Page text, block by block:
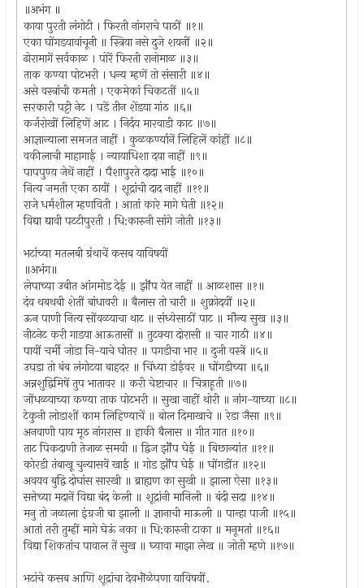
॥अभंग ॥
काया पुरती लंगोटी । फिरती नांगराचे पाठीं ॥१॥
एका घोंगडयावांचूनी ॥ स्त्रिया नसे दुजे शयनीं ॥२॥
ढोरामागें सर्वकाळ । पोरें फिरती रानोमाळ ॥३॥
ताक कण्या पोटभरी । धन्य म्हणें तो संसारी ॥४॥
असे वस्त्रांची कमती । एकमेकां चिकटतीं ॥५॥
सरकारी पट्टी नेट । पडें तीन शेंडया गांठ ॥६॥
कर्जरोखीं लिहिणें आट । निर्दय मारवाडी काट ॥७॥
आज्ञान्याला समजत नाहीं । कुळकर्ण्यानें लिहिलें कांहीं ॥८॥
वकीलाची माहागाई । न्यायाधिशा दया नाहीं ॥९॥
पापपुण्य़ जेथें नाहीं । पैशापुरते दादा भाई ॥१०॥
नित्य जमती एका ठायीं । शूद्रांची दाद नाहीं ॥११॥
राजे धर्मशील म्हणविती । आतां कारे मागे घेती ॥१२॥
विद्या द्यावी पटटीपुरती । धि:कारुनी सांगे जोती ॥१३॥
भटांच्या मतलबी ग्रंथाचें कसब याविषयीं
॥अभंग॥
लेपाच्या उबीत आंगमोड देई ॥ झॊंप येत नाहीं ॥ आळशास ॥१॥
दंव थबथबी शेतीं बांधावरी ॥ बैलास तो चारी ॥ शुक्रोदयीं ॥२॥
ऊन पाणी नित्य सोंवळयाचा थाट ॥ संध्येसाठीं पाट ॥ मौन्य सुख ॥३॥
नीटनेट करी गाडया आऊतासीं ॥ तुटक्या दोरासी ॥ चार गाठी ॥४॥
पायीं चर्मी जोडा नि-याचे घोतर ॥ पगडीचा भार ॥ दुजी वस्त्रें ॥५॥
उघडा तो बंब लंगोटया बाहदर ॥ चिंध्या डोईवर ॥ घोंगडीच्या ॥६॥
अन्नशुद्विमिषें तुप भातावर ॥ करी चेष्टाचार ॥ चित्राहूती ॥७॥
जोंधळयाच्या कण्या ताक पोटभरी ॥ सुखा नाहीं थोरी ॥ नांग-याच्या ॥८॥
टेकुनी लोडाशीं काम लिहिण्याचें ॥ बोल दिमाखाचे ॥ रेडा जैसा ॥९॥
अनवाणी पाय मूठ नांगरास ॥ हाकी बैलास ॥ गीत गात ॥१०॥
ताट पिकदाणी तेजाळ समयी ॥ द्विज झॊंप घेई ॥ बिछान्यांत ॥११॥
कोरडी तंबाखू चुन्यासवें खाई ॥ गोड झॊंप घेई ॥ घोंगडींत ॥१२॥
अवयव बुद्वि दोघांस सारखी ॥ ब्राह्यण का सुखी ॥ झाला ऐसा ॥१३॥
सत्तेच्या मदानें विद्या बंद केली ॥ शूद्रांनी मानिली ॥ बंदी सदा ॥१४॥
मनु तो जळाला इंग्रजी बा झाली ॥ ज्ञानाची माऊली ॥ पान्हा पाजी ॥१५॥
आतां तरी तुम्हीं मागे घेऊं नका ॥ धि:कारुनी टाका ॥ मनूमतां ॥१६॥
विद्या शिकतांच पावाल तें सुख ॥ घ्यावा माझा लेख ॥ जोती म्हणे ॥१७॥
भटांचे कसब आणि शूद्रांचा देवभॊळेपणा याविषयीं.